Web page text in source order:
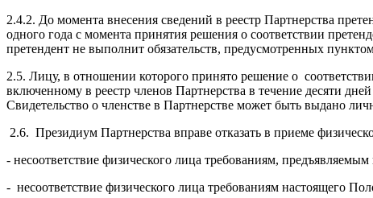
2.4.2. До момента внесения сведений в реестр Партнерства
одного года с момента принятия решения о соответствии
претендент не выполнит обязательств, предусмотренных
2.5. Лицу, в отношении которого принято решение о
включенному в реестр членов Партнерства в течение десяти
Свидетельство о членстве в Партнерстве может быть выдано
2.6. Президиум Партнерства вправе отказать в приеме
- несоответствие физического лица требованиям,
- несоответствие физического лица требованиям настоящего